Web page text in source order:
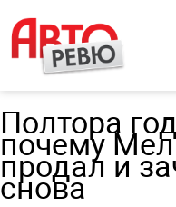
Полтора
почему
продал и
снова